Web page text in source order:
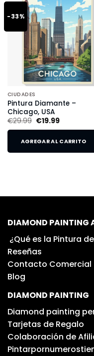
-33%
CIUDADES
Pintura Diamante –
Chicago, USA
€29.99 €19.99
AGREGAR AL CARRITO
DIAMOND PAINTING
¿Qué es la Pintura
Reseñas
Contacto Comercial
Blog
DIAMOND PAINTING
Diamond painting
Tarjetas de Regalo
Colaboración de